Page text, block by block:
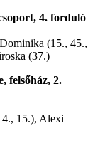
4. forduló
(15., 45.,
(37.)
felsőház, 2.
15.), Alexi